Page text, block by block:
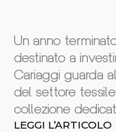
Un anno
destinato a
Cariaggi guarda
del settore
collezione
LEGGI L’ARTICOLO